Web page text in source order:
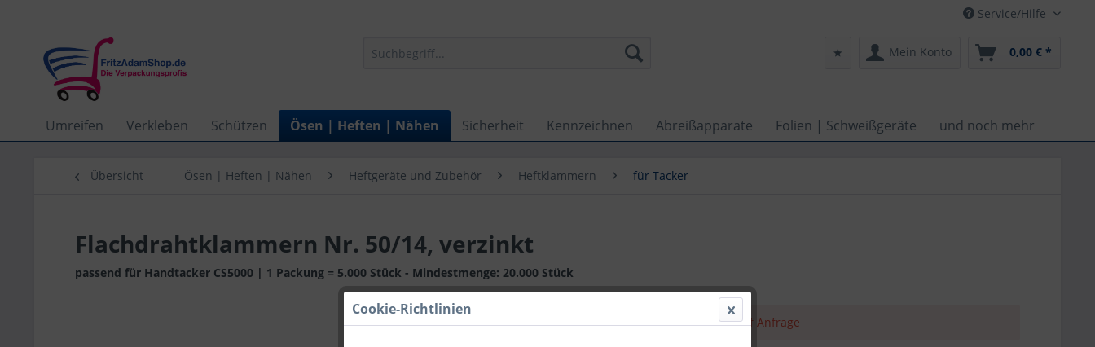
Service/Hilfe
Mein Konto 0,00 € *
Umreifen Verkleben Schützen Ösen | Heften | Nähen Sicherheit Kennzeichnen Abreißapparate Folien | Schweißgeräte und noch mehr
Übersicht Ösen | Heften | Nähen Heftgeräte und Zubehör Heftklammern für Tacker
Flachdrahtklammern Nr. 50/14, verzinkt
passend für Handtacker CS5000 | 1 Packung = 5.000 Stück - Mindestmenge: 20.000 Stück
Artikel auf Anfrage
Cookie-Richtlinien